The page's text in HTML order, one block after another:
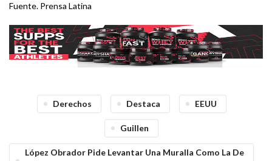
Fuente. Prensa Latina
Derechos Destaca EEUU
Guillen
López Obrador Pide Levantar Una Muralla Como La De